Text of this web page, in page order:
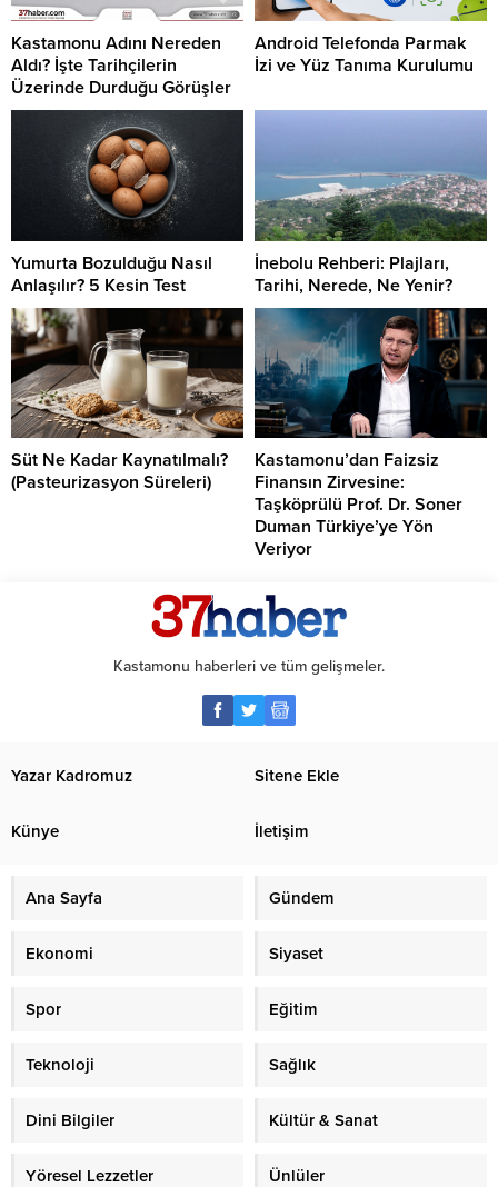
Kastamonu Adını Nereden
Aldı? İşte Tarihçilerin
Üzerinde Durduğu Görüşler
Android Telefonda Parmak
İzi ve Yüz Tanıma Kurulumu
Yumurta Bozulduğu Nasıl
Anlaşılır? 5 Kesin Test
İnebolu Rehberi: Plajları,
Tarihi, Nerede, Ne Yenir?
Süt Ne Kadar Kaynatılmalı?
(Pasteurizasyon Süreleri)
Kastamonu’dan Faizsiz
Finansın Zirvesine:
Taşköprülü Prof. Dr. Soner
Duman Türkiye’ye Yön
Veriyor
Kastamonu haberleri ve tüm gelişmeler.
Yazar Kadromuz Sitene Ekle
Künye İletişim
Ana Sayfa Gündem
Ekonomi Siyaset
Spor Eğitim
Teknoloji Sağlık
Dini Bilgiler Kültür & Sanat
Yöresel Lezzetler Ünlüler